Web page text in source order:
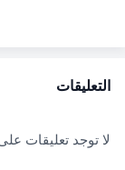
التعليقات
لا توجد تعليقات